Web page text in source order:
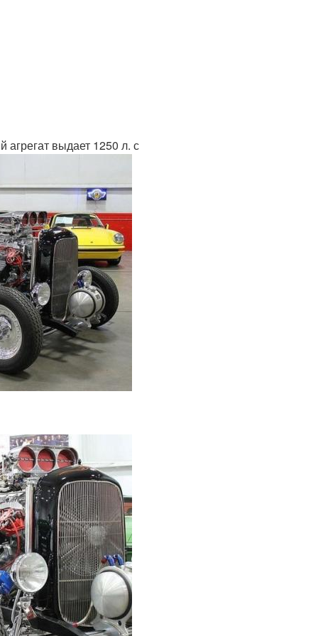
агрегат выдает 1250 л. с